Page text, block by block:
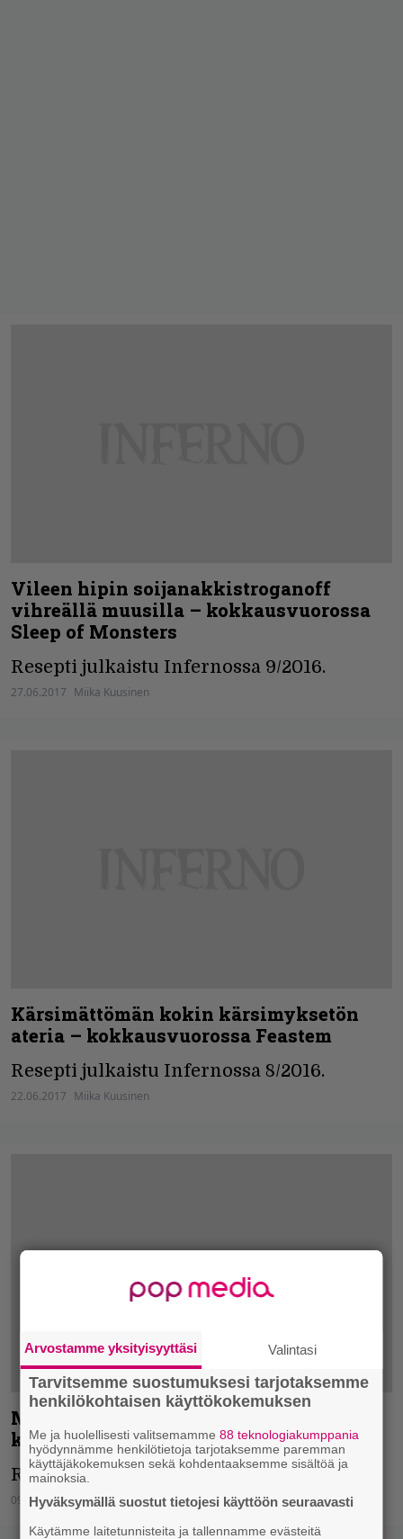
Vileen hipin soijanakkistroganoff
vihreällä muusilla – kokkausvuorossa
Sleep of Monsters
Resepti julkaistu Infernossa 9/2016.
27.06.2017 Miika Kuusinen
Kärsimättömän kokin kärsimyksetön
ateria – kokkausvuorossa Feastem
Resepti julkaistu Infernossa 8/2016.
22.06.2017 Miika Kuusinen
MNP – metalli, nopeus, pitsa –
kokkausvuorossa The Hypothesis
Resepti julkaistu Infernossa 7/2016.
09.06.2017 Miika Kuusinen
Arvostamme yksityisyyttäsi Valintasi
Tarvitsemme suostumuksesi tarjotaksemme
henkilökohtaisen käyttökokemuksen
Me ja huolellisesti valitsemamme88 teknologiakumppania
hyödynnämme henkilötietoja tarjotaksemme paremman
käyttäjäkokemuksen sekä kohdentaaksemme sisältöä ja
mainoksia.
Hyväksymällä suostut tietojesi käyttöön seuraavasti
Käytämme laitetunnisteita ja tallennamme evästeitä